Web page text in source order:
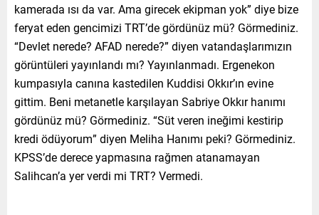
kamerada ısı da var. Ama girecek ekipman yok” diye bize
feryat eden gencimizi TRT’de gördünüz mü? Görmediniz.
“Devlet nerede? AFAD nerede?” diyen vatandaşlarımızın
görüntüleri yayınlandı mı? Yayınlanmadı. Ergenekon
kumpasıyla canına kastedilen Kuddisi Okkır’ın evine
gittim. Beni metanetle karşılayan Sabriye Okkır hanımı
gördünüz mü? Görmediniz. “Süt veren ineğimi kestirip
kredi ödüyorum” diyen Meliha Hanımı peki? Görmediniz.
KPSS’de derece yapmasına rağmen atanamayan
Salihcan’a yer verdi mi TRT? Vermedi.